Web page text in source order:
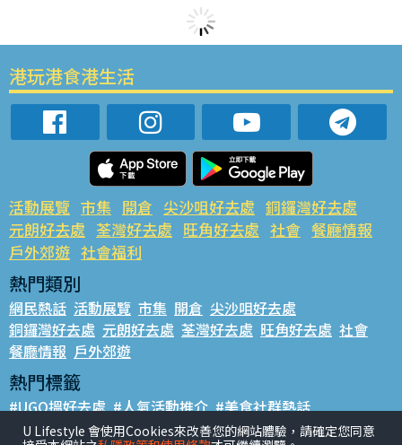
港玩港食港生活
活動展覽 市集 開倉 尖沙咀好去處 銅鑼灣好去處
元朗好去處 荃灣好去處 旺角好去處 社會 餐廳情報
戶外郊遊 社會福利
熱門類別
網民熱話 活動展覽 市集 開倉 尖沙咀好去處
銅鑼灣好去處 元朗好去處 荃灣好去處 旺角好去處 社會
餐廳情報 戶外郊遊
熱門標籤
#UGO搵好去處 #人氣活動推介 #美食社群熱話
#親子玩樂好去處 #ULifestyle應用程式 #限時搶
U Lifestyle 會使用Cookies來改善您的網站體驗，請確定您同意